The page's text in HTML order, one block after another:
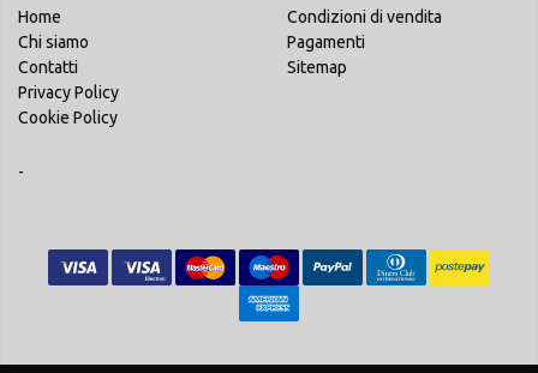
Home
Chi siamo
Contatti
Privacy Policy
Cookie Policy
Condizioni di vendita
Pagamenti
Sitemap
-